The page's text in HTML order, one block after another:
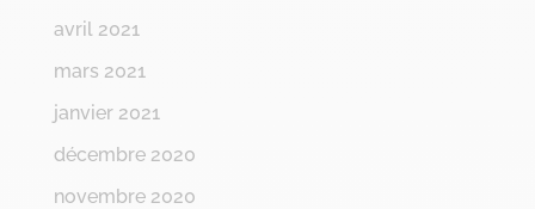
avril 2021
mars 2021
janvier 2021
décembre 2020
novembre 2020